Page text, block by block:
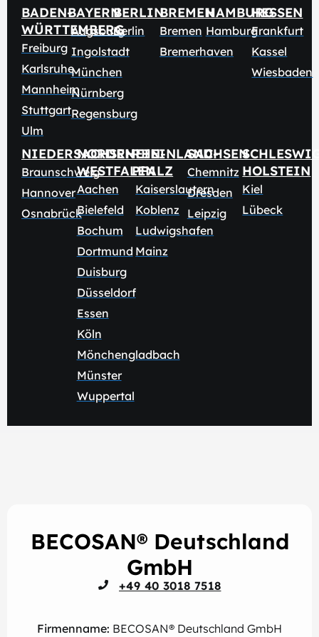
BADEN-
WÜRTTEMBERG
Freiburg
Karlsruhe
Mannheim
Stuttgart
Ulm
BAYERN
Augsburg
Ingolstadt
München
Nürnberg
Regensburg
BERLIN
Berlin
BREMEN
Bremen
Bremerhaven
HAMBURG
Hamburg
HESSEN
Frankfurt
Kassel
Wiesbaden
NIEDERSACHSEN
Braunschweig
Hannover
Osnabrück
NORDRHEIN-
WESTFALEN
Aachen
Bielefeld
Bochum
Dortmund
Duisburg
Düsseldorf
Essen
Köln
Mönchengladbach
Münster
Wuppertal
RHEINLAND-
PFALZ
Kaiserslautern
Koblenz
Ludwigshafen
Mainz
SACHSEN
Chemnitz
Dresden
Leipzig
HOLSTEIN
Kiel
Lübeck
BECOSAN® Deutschland
GmbH
+49 40 3018 7518
Firmenname: BECOSAN® Deutschland GmbH